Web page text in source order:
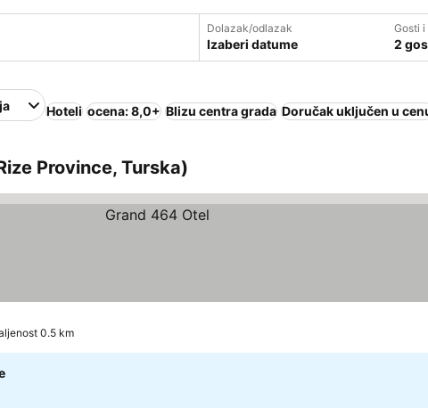
Dolazak/odlazak
Izaberi datume
Gosti i
2
Hoteli ocena: 8,0+ Blizu centra grada Doručak uključen u
Province, Turska)
0.5 km